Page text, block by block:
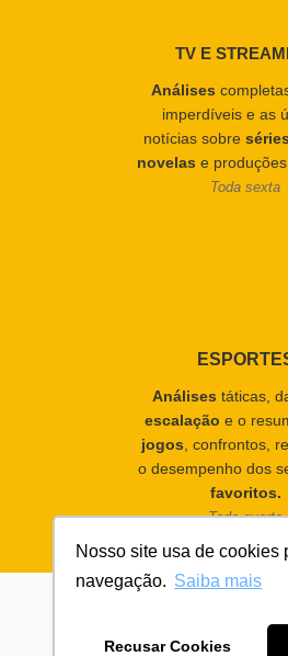
Nosso site usa de cookies
navegação. Saiba mais
Recusar Cookies
TV E
Análises
imperdíveis e as
notícias sobre séries
novelas e
Toda sexta
Análises táticas,
escalação e o
jogos, confrontos,
o desempenho dos
favoritos.
Toda quarta